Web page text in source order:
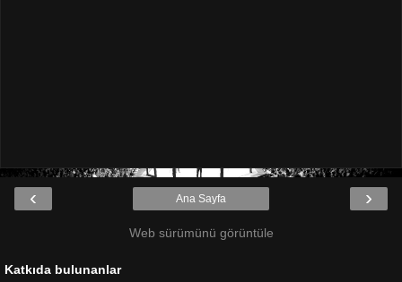
‹ ›
Ana Sayfa
Web sürümünü görüntüle
Katkıda bulunanlar